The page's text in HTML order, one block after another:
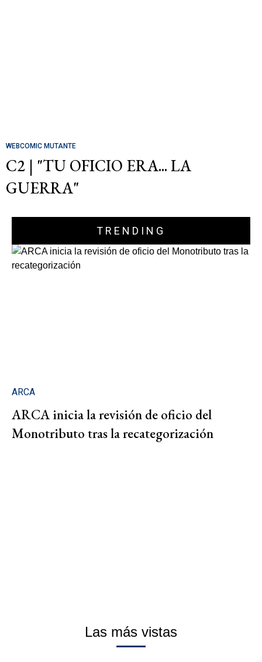
WEBCOMIC MUTANTE
C2 | "TU OFICIO ERA... LA
GUERRA"
TRENDING
ARCA
ARCA inicia la revisión de oficio del
Monotributo tras la recategorización
Las más vistas